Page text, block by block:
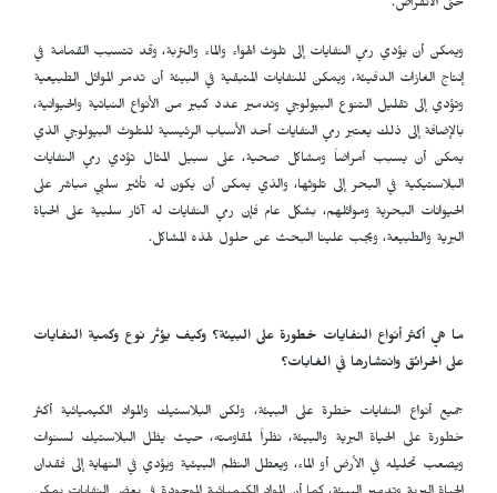
حتى الانقراض.
ويمكن أن يؤدي رمي النفايات إلى تلوث الهواء والماء والتربة، وقد تتسبب القمامة في
إنتاج الغازات الدفيئة، ويمكن للنفايات المتبقية في البيئة أن تدمر الموائل الطبيعية
وتؤدي إلى تقليل التنوع البيولوجي وتدمير عدد كبير من الأنواع النباتية والحيوانية،
بالإضافة إلى ذلك يعتبر رمي النفايات أحد الأسباب الرئيسية للتلوث البيولوجي الذي
يمكن أن يسبب أمراضاً ومشاكل صحية، على سبيل المثال تؤدي رمي النفايات
البلاستيكية في البحر إلى تلوثها، والذي يمكن أن يكون له تأثير سلبي مباشر على
الحيوانات البحرية وموائلهم، بشكل عام فإن رمي النفايات له آثار سلبية على الحياة
البرية والطبيعة، ويجب علينا البحث عن حلول لهذه المشاكل.
ما هي أكثر أنواع النفايات خطورة على البيئة؟ وكيف يؤثر نوع وكمية النفايات
على الحرائق وانتشارها في الغابات؟
جميع أنواع النفايات خطرة على البيئة، ولكن البلاستيك والمواد الكيميائية أكثر
خطورة على الحياة البرية والبيئة، نظراً لمقاومته، حيث يظل البلاستيك لسنوات
ويصعب تحليله في الأرض أو الماء، ويعطل النظم البيئية ويؤدي في النهاية إلى فقدان